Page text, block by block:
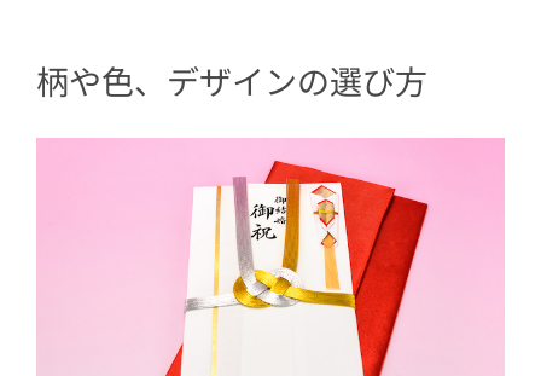
柄や色、デザインの選び方